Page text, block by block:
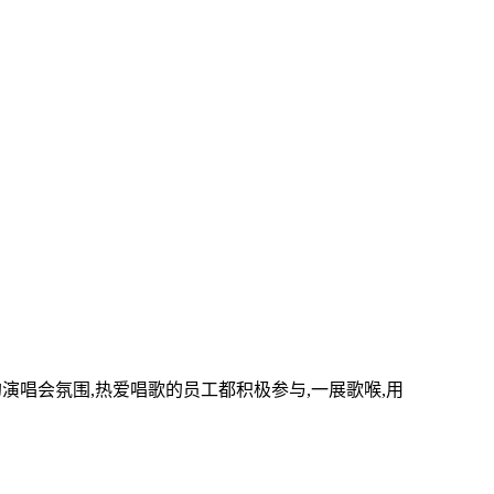
唱会氛围,热爱唱歌的员工都积极参与,一展歌喉,用